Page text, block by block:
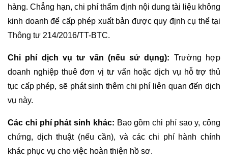
hàng. Chẳng hạn, chi phí thẩm định nội dung tài liệu không
kinh doanh để cấp phép xuất bản được quy định cụ thể tại
Thông tư 214/2016/TT-BTC.
Chi phí dịch vụ tư vấn (nếu sử dụng): Trường hợp
doanh nghiệp thuê đơn vị tư vấn hoặc dịch vụ hỗ trợ thủ
tục cấp phép, sẽ phát sinh thêm chi phí liên quan đến dịch
vụ này.
Các chi phí phát sinh khác: Bao gồm chi phí sao y, công
chứng, dịch thuật (nếu cần), và các chi phí hành chính
khác phục vụ cho việc hoàn thiện hồ sơ.